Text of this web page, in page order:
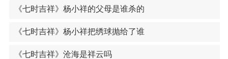
《七时吉祥》杨小祥的父母是谁杀的
《七时吉祥》杨小祥把绣球抛给了谁
《七时吉祥》沧海是祥云吗